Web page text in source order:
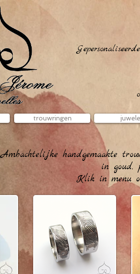
trouwringen
Ambachtelijke handgemaakte
in goud,
Klik in menu